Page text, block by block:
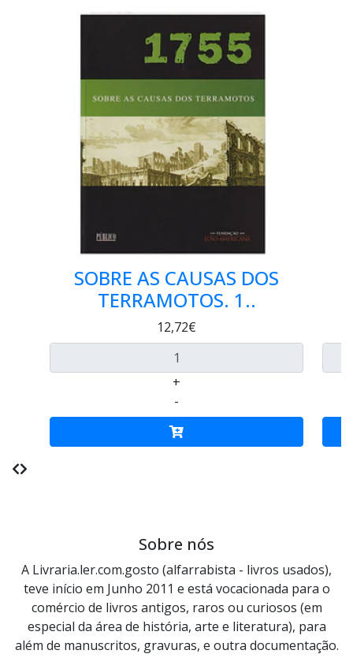
SOBRE AS CAUSAS DOS
TERRAMOTOS. 1..
12,72€
+
-
Sobre nós
A Livraria.ler.com.gosto (alfarrabista - livros usados),
teve início em Junho 2011 e está vocacionada para o
comércio de livros antigos, raros ou curiosos (em
especial da área de história, arte e literatura), para
além de manuscritos, gravuras, e outra documentação.